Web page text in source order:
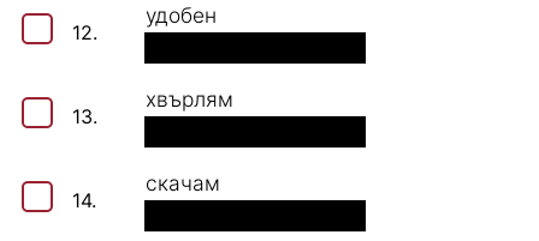
12.
удобен
13.
хвърлям
14.
скачам